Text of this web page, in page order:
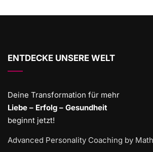
ENTDECKE UNSERE WELT
Deine Transformation für mehr
Liebe – Erfolg – Gesundheit
beginnt jetzt!
Advanced Personality Coaching by